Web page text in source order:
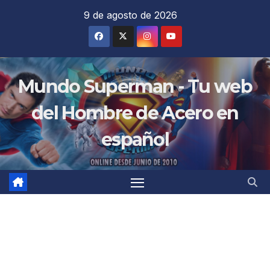
9 de agosto de 2026
Mundo Superman - Tu web
del Hombre de Acero en
español